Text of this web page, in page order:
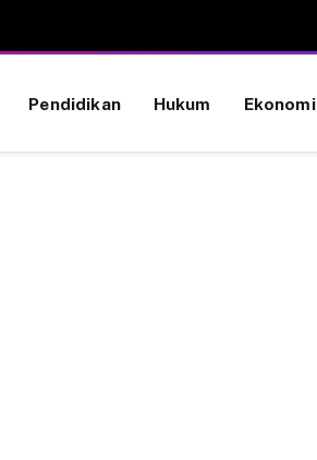
Pendidikan Hukum Ekonomi